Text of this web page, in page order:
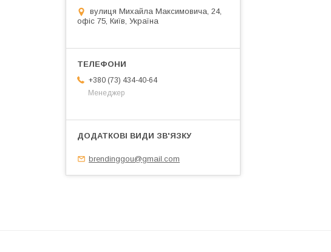
вулиця Михайла Максимовича, 24,
офіс 75, Київ, Україна
+380 (73) 434-40-64
Менеджер
brendinggou@gmail.com